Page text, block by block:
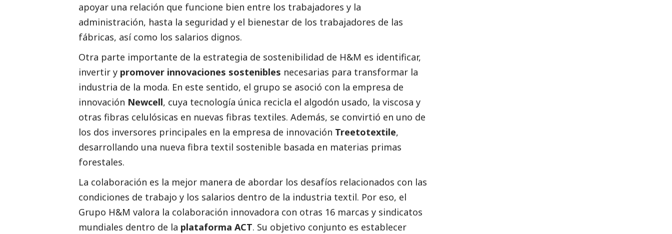
apoyar una relación que funcione bien entre los trabajadores y la
administración, hasta la seguridad y el bienestar de los trabajadores de las
fábricas, así como los salarios dignos.
Otra parte importante de la estrategia de sostenibilidad de H&M es identificar,
invertir y promover innovaciones sostenibles necesarias para transformar la
industria de la moda. En este sentido, el grupo se asoció con la empresa de
innovación Newcell, cuya tecnología única recicla el algodón usado, la viscosa y
otras fibras celulósicas en nuevas fibras textiles. Además, se convirtió en uno de
los dos inversores principales en la empresa de innovación Treetotextile,
desarrollando una nueva fibra textil sostenible basada en materias primas
forestales.
La colaboración es la mejor manera de abordar los desafíos relacionados con las
condiciones de trabajo y los salarios dentro de la industria textil. Por eso, el
Grupo H&M valora la colaboración innovadora con otras 16 marcas y sindicatos
mundiales dentro de la plataforma ACT. Su objetivo conjunto es establecer